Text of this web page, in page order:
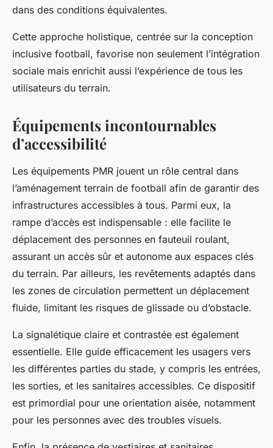
dans des conditions équivalentes.
Cette approche holistique, centrée sur la conception
inclusive football, favorise non seulement l’intégration
sociale mais enrichit aussi l’expérience de tous les
utilisateurs du terrain.
Équipements incontournables
d’accessibilité
Les équipements PMR jouent un rôle central dans
l’aménagement terrain de football afin de garantir des
infrastructures accessibles à tous. Parmi eux, la
rampe d’accès est indispensable : elle facilite le
déplacement des personnes en fauteuil roulant,
assurant un accès sûr et autonome aux espaces clés
du terrain. Par ailleurs, les revêtements adaptés dans
les zones de circulation permettent un déplacement
fluide, limitant les risques de glissade ou d’obstacle.
La signalétique claire et contrastée est également
essentielle. Elle guide efficacement les usagers vers
les différentes parties du stade, y compris les entrées,
les sorties, et les sanitaires accessibles. Ce dispositif
est primordial pour une orientation aisée, notamment
pour les personnes avec des troubles visuels.